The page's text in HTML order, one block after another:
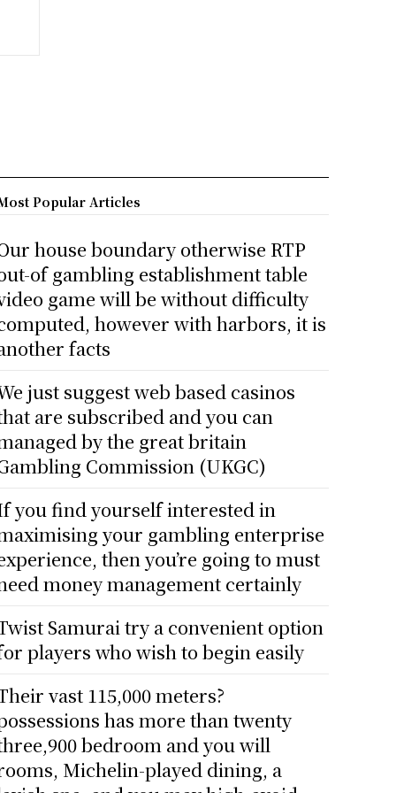
Popular Articles
house boundary otherwise RTP
of gambling establishment table
game will be without difficulty
however with harbors, it is
facts
just suggest web based casinos
are subscribed and you can
by the great britain
Commission (UKGC)
you find yourself interested in
your gambling enterprise
then you’re going to must
money management certainly
Samurai try a convenient option
players who wish to begin easily
vast 115,000 meters?
has more than twenty
bedroom and you will
Michelin-played dining, a